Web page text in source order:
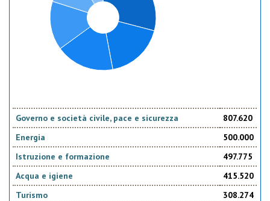
Governo e società civile, pace e sicurezza
807.620
Energia
500.000
Istruzione e formazione
497.775
Acqua e igiene
415.520
Turismo
308.274